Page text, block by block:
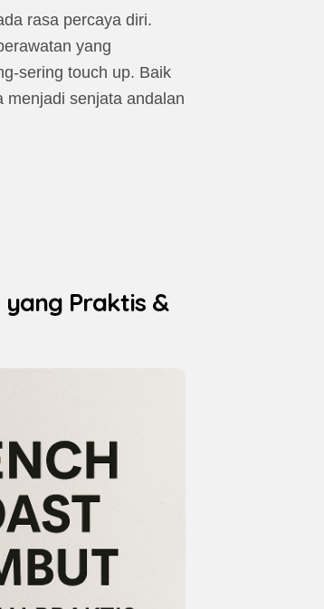
rasa percaya diri.
yang
sering touch up. Baik
menjadi senjata andalan
yang Praktis &